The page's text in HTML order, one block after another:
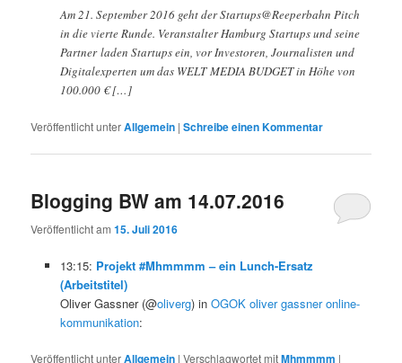
Am 21. September 2016 geht der Startups@Reeperbahn Pitch
in die vierte Runde. Veranstalter Hamburg Startups und seine
Partner laden Startups ein, vor Investoren, Journalisten und
Digitalexperten um das WELT MEDIA BUDGET in Höhe von
100.000 € […]
Veröffentlicht unterAllgemein |Schreibe einen Kommentar
Blogging BW am 14.07.2016
Veröffentlicht am15. Juli 2016
13:15: Projekt #Mhmmmm – ein Lunch-Ersatz
(Arbeitstitel)
Oliver Gassner (@oliverg) in OGOK oliver gassner online-
kommunikation:
Veröffentlicht unterAllgemein |Verschlagwortet mitMhmmmm |